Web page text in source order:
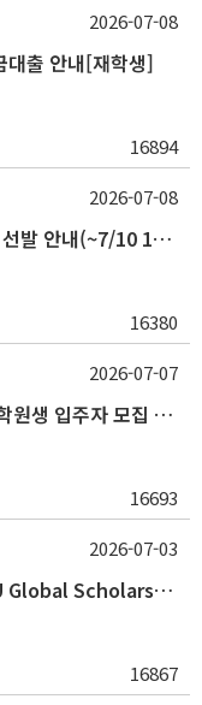
대출 안내[재학생]
16894
2026-07-08
2026-2학기 신격호 롯데장학관 입주생 선발 안내(~7/10 10:00)
16380
2026-07-08
2026학년도 2학기 시흥캠퍼스 주택 대학원생 입주자 모집 안내
16693
2026-07-07
2026-2학기 글로벌초우수 장학금(SNU Global Scholarship, GS) 신청 안내(~7/12 23:00)
16867
2026-07-03